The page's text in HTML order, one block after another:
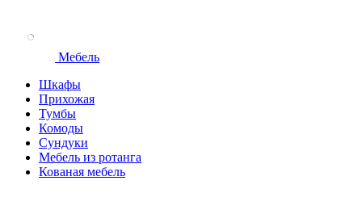
Мебель
Шкафы
Прихожая
Тумбы
Комоды
Сундуки
Мебель из ротанга
Кованая мебель